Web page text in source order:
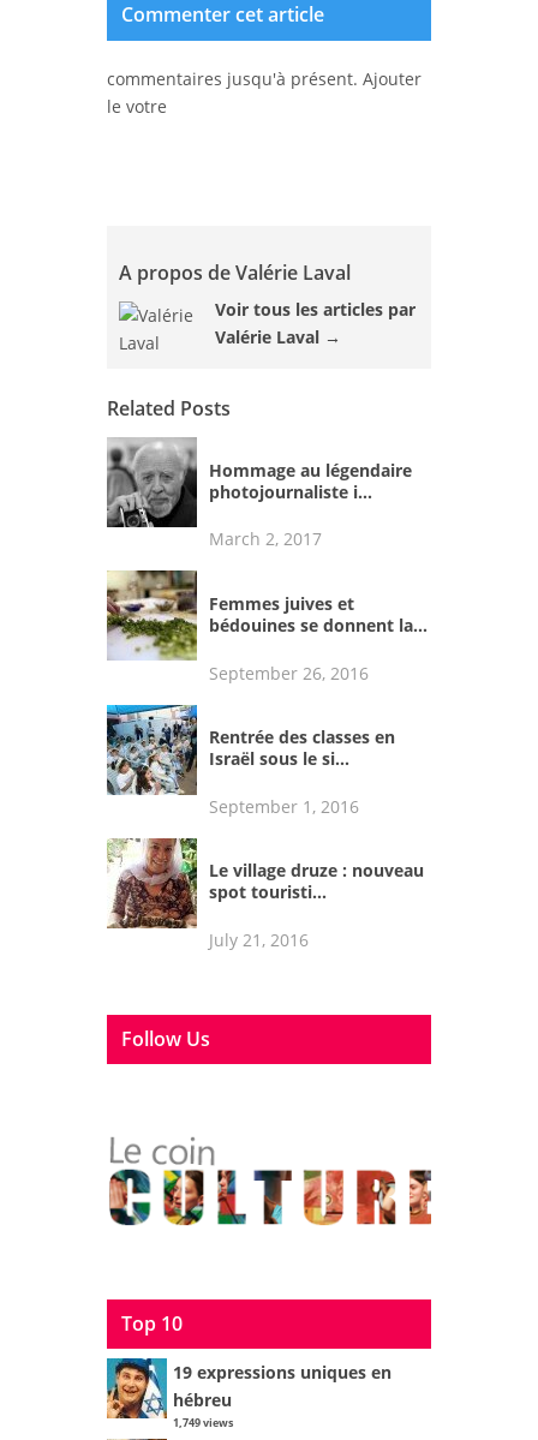
Commenter cet article
commentaires jusqu'à présent. Ajouter
le votre
A propos de Valérie Laval
Voir tous les articles par
Valérie Laval →
Related Posts
Hommage au légendaire
photojournaliste i...
March 2, 2017
Femmes juives et
bédouines se donnent la...
September 26, 2016
Rentrée des classes en
Israël sous le si...
September 1, 2016
Le village druze : nouveau
spot touristi...
July 21, 2016
Follow Us
Top 10
19 expressions uniques en
hébreu
1,749 views